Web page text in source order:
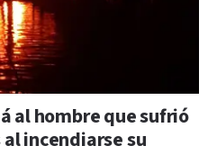
al hombre que sufrió
incendiarse su